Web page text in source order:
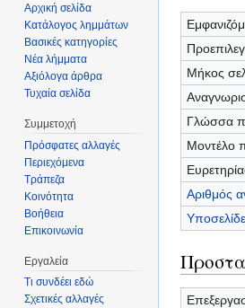
Μήκος
Γλώσσα
Μοντέλο
Αριθμός
Αρχική σελίδα
Κατάλογος λημμάτων
Βασικές κατηγορίες
Νέα λήμματα
Αξιόλογα άρθρα
Τυχαία σελίδα
Συμμετοχή
Πρόσφατες αλλαγές
Περιεχόμενα
Τράπεζα
Κοινότητα
Βοήθεια
Επικοινωνία
Εργαλεία
Τι συνδέει εδώ
Σχετικές αλλαγές